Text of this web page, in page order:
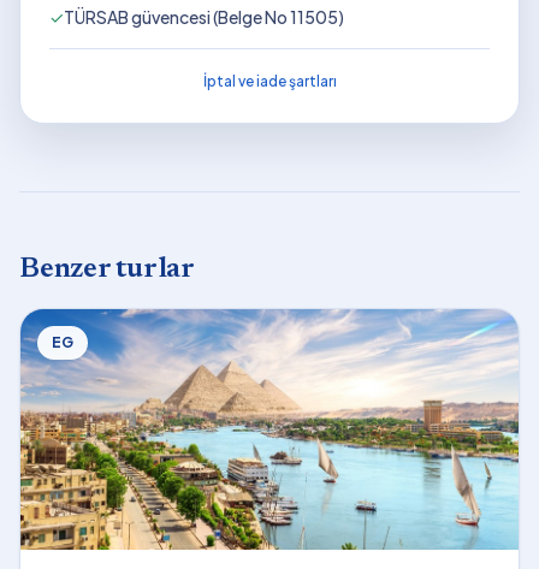
✓TÜRSAB güvencesi (Belge No 11505)
İptal ve iade şartları
Benzer turlar
EG